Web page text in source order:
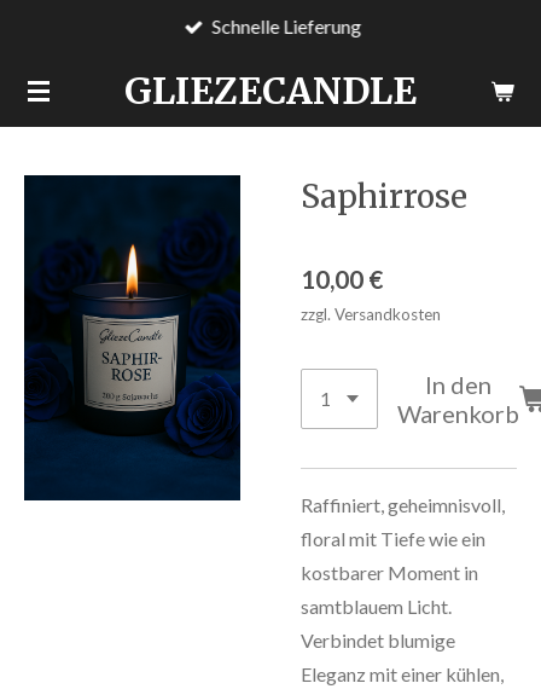
springen
GLIEZECANDLE
Schnelle Lieferung
Saphirrose
10,00 €
zzgl. Versandkosten
In den
Warenkorb
Raffiniert, geheimnisvoll,
floral mit Tiefe wie ein
kostbarer Moment in
samtblauem Licht.
Verbindet blumige
Eleganz mit einer kühlen,